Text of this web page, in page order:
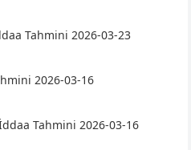
Tahmini 2026-03-23
2026-03-16
Tahmini 2026-03-16